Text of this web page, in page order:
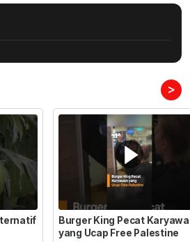
>
Burger King Pecat
yang Ucap Free Palestine